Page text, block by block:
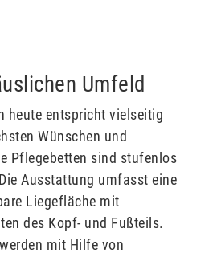
Umfeld
heute entspricht vielseitig
Wünschen und
Pflegebetten sind stufenlos
Ausstattung umfasst eine
Liegefläche mit
des Kopf- und Fußteils.
mit Hilfe von